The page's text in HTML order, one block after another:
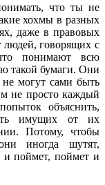
что ты не
хохмы в разных
даже в правовых
говорящих с
понимают всю
такой бумаги. Они
могут сами быть
не просто каждый
объяснить,
имущих от их
Потому, чтобы
иногда шутят,
и поймет, поймет и